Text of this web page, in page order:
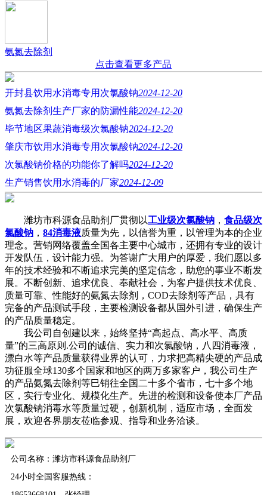
氨氮去除剂
点击查看更多产品
开封县饮用水消毒专用次氯酸钠2024-12-20
氨氮去除剂生产厂家的防漏性能2024-12-20
毕节地区果蔬消毒级次氯酸钠2024-12-20
肇庆市饮用水消毒专用次氯酸钠2024-12-20
次氯酸钠价格的功能你了解吗2024-12-20
生产销售饮用水消毒的厂家2024-12-09
潍坊市科源食品助剂厂贯彻以工业级次氯酸钠 ， 食品级次
氯酸钠 ， 84消毒液质量为先，以信誉为重，以管理为本的企业
理念。营销网络覆盖全国各主要中心城市，还拥有专业的设计
开发队伍，设计能力强。为答谢广大用户的厚爱，我们愿以多
年的技术经验和不断追求完美的坚定信念，助您的事业不断发
展。不断创新、追求优良、奉献社会，为客户提供技术优良、
质量可靠、性能好的氨氮去除剂，COD去除剂等产品，具有
完备的产品测试手段，主要检测设备都从国外引进，确保生产
的产品质量稳定。
我公司自创建以来，始终坚持“高起点、高水平、高质
量”的三高原则.公司的诚信、实力和次氯酸钠，八四消毒液，
漂白水等产品质量获得业界的认可，力求把高精尖硬的产品成
功征服全球130多个国家和地区的两万多家客户，我公司生产
的产品氨氮去除剂等巳销往全国二十多个省市，七十多个地
区，实行专业化、规模化生产。先进的检测和设备使本厂产品
次氯酸钠消毒水等质量过硬，创新机制，适应市场，全面发
展，欢迎各界朋友莅临参观、指导和业务洽谈。
公司名称：潍坊市科源食品助剂厂
24小时全国客服热线：